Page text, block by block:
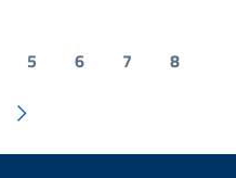
5 6 7 8